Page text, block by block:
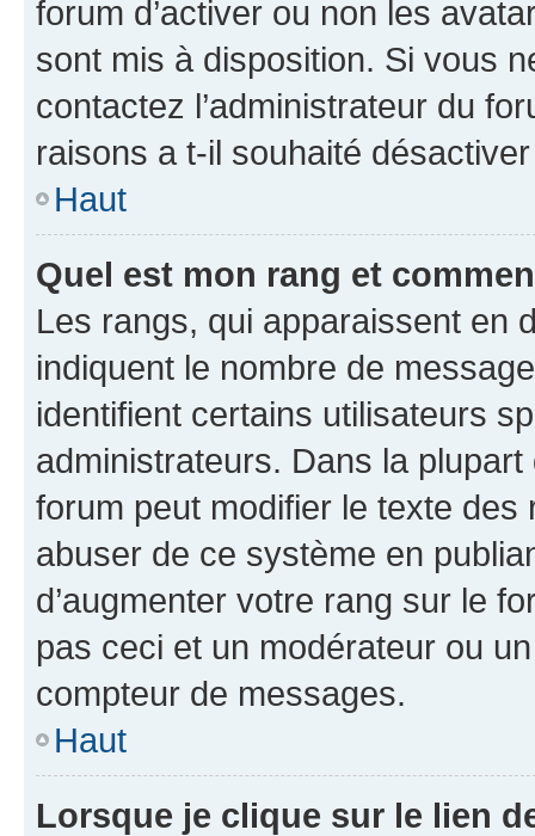
forum d’activer ou non les
sont mis à disposition. Si vous
contactez l’administrateur du
raisons a t-il souhaité
Haut
Quel est mon rang et
Les rangs, qui apparaissent en
indiquent le nombre de
identifient certains utilisateurs
administrateurs. Dans la
forum peut modifier le texte
abuser de ce système en
d’augmenter votre rang sur le
pas ceci et un modérateur ou
compteur de messages.
Haut
Lorsque je clique sur le lien